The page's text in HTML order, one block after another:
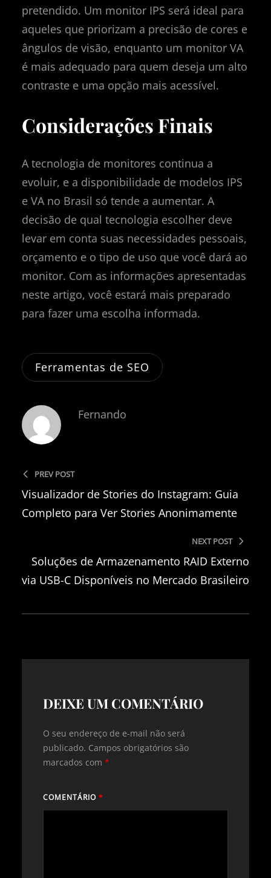
pretendido. Um monitor IPS será ideal para
aqueles que priorizam a precisão de cores e
ângulos de visão, enquanto um monitor VA
é mais adequado para quem deseja um alto
contraste e uma opção mais acessível.
Considerações Finais
A tecnologia de monitores continua a
evoluir, e a disponibilidade de modelos IPS
e VA no Brasil só tende a aumentar. A
decisão de qual tecnologia escolher deve
levar em conta suas necessidades pessoais,
orçamento e o tipo de uso que você dará ao
monitor. Com as informações apresentadas
neste artigo, você estará mais preparado
para fazer uma escolha informada.
Ferramentas de SEO
Fernando
PREV POST
Visualizador de Stories do Instagram: Guia
Completo para Ver Stories Anonimamente
NEXT POST
Soluções de Armazenamento RAID Externo
via USB-C Disponíveis no Mercado Brasileiro
DEIXE UM COMENTÁRIO
O seu endereço de e-mail não será
publicado. Campos obrigatórios são
marcados com *
COMENTÁRIO *